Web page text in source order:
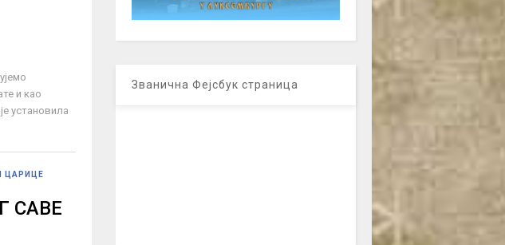
и као
установила
ЦАРИЦЕ
САВЕ
Званична Фејсбук страница